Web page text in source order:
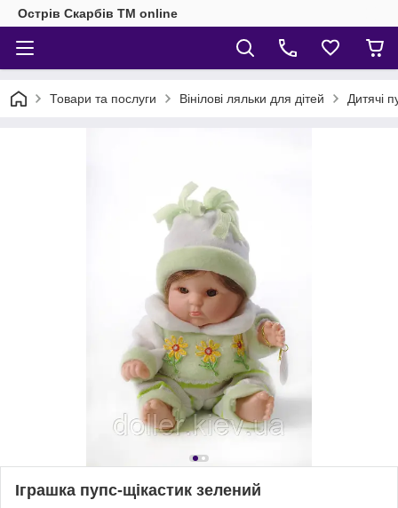
Острів Скарбів TM online
Товари та послуги Вінілові ляльки для дітей Дитячі
Іграшка пупс-щікастик зелений